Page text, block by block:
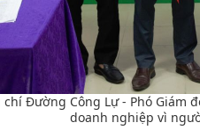
Đường Công Lự - Phó Giám
doanh nghiệp vì